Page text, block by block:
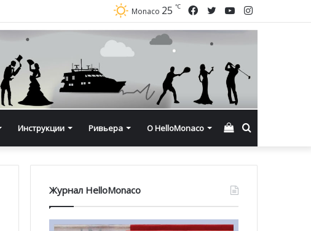
Instagram
YouTube
Twitter
Facebook
Monaco 25 ℃
Инструкции Ривьера О HelloMonaco Смотреть
корзину
Журнал HelloMonaco